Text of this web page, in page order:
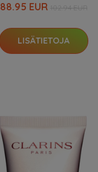
88.95 EUR
LISÄTIETOJA